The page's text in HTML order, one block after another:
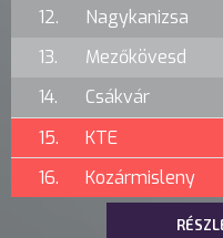
12.
Nagykanizsa
13.
Mezőkövesd
14.
Csákvár
15.
KTE
16.
Kozármisleny